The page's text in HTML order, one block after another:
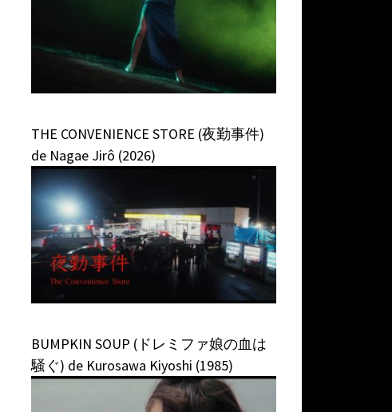
THE CONVENIENCE STORE (夜勤事件)
de Nagae Jirô (2026)
BUMPKIN SOUP (ドレミファ娘の血は
騒ぐ) de Kurosawa Kiyoshi (1985)